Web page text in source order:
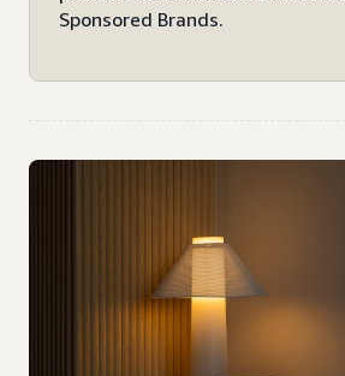
Sponsored Brands.